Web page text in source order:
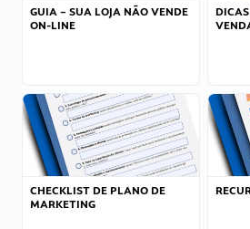
GUIA – SUA LOJA NÃO VENDE
ON-LINE
CHECKLIST DE PLANO DE
MARKETING